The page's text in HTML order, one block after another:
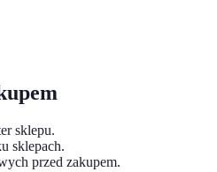
sklepu.
sklepach.
przed zakupem.